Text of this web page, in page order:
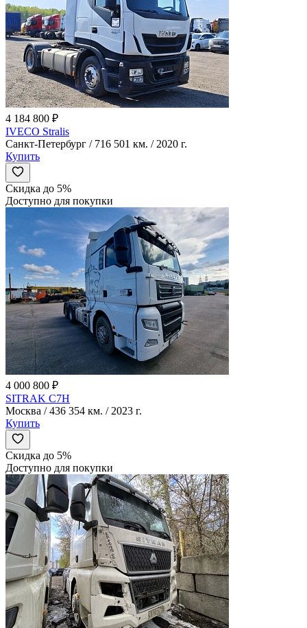
4 184 800 ₽
IVECO Stralis
Санкт-Петербург / 716 501 км. / 2020 г.
Купить
Скидка до 5%
Доступно для покупки
4 000 800 ₽
SITRAK C7H
Москва / 436 354 км. / 2023 г.
Купить
Скидка до 5%
Доступно для покупки